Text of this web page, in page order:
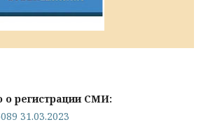
о регистрации СМИ:
31.03.2023